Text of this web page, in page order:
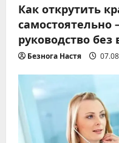
Как открутить
самостоятельно
руководство
Безнога Настя